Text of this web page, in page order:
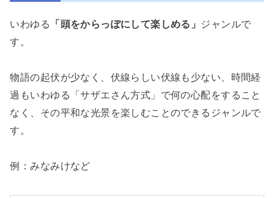
いわゆる 「頭をからっぽにして楽しめる」 ジャンルで
す。
物語の起伏が少なく、伏線らしい伏線も少ない、時間経
過もいわゆる「サザエさん方式」で何の心配をすること
なく、その平和な光景を楽しむことのできるジャンルで
す。
例：みなみけなど